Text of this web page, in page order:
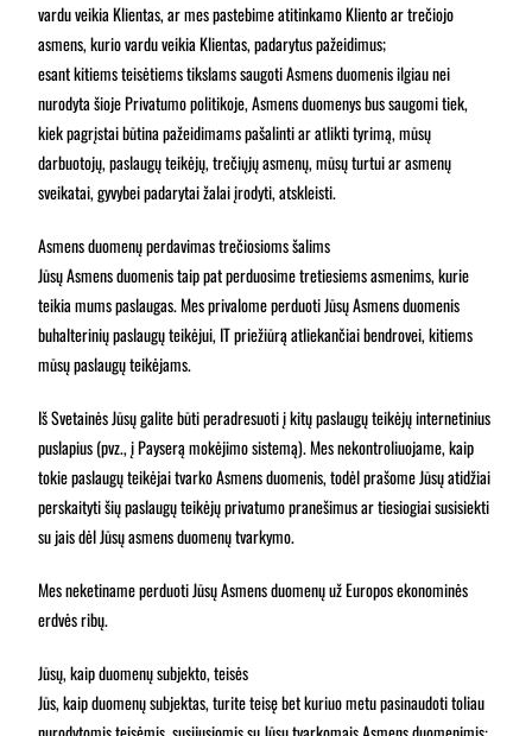
vardu veikia Klientas, ar mes pastebime atitinkamo Kliento ar trečiojo
asmens, kurio vardu veikia Klientas, padarytus pažeidimus;
esant kitiems teisėtiems tikslams saugoti Asmens duomenis ilgiau nei
nurodyta šioje Privatumo politikoje, Asmens duomenys bus saugomi tiek,
kiek pagrįstai būtina pažeidimams pašalinti ar atlikti tyrimą, mūsų
darbuotojų, paslaugų teikėjų, trečiųjų asmenų, mūsų turtui ar asmenų
sveikatai, gyvybei padarytai žalai įrodyti, atskleisti.
Asmens duomenų perdavimas trečiosioms šalims
Jūsų Asmens duomenis taip pat perduosime tretiesiems asmenims, kurie
teikia mums paslaugas. Mes privalome perduoti Jūsų Asmens duomenis
buhalterinių paslaugų teikėjui, IT priežiūrą atliekančiai bendrovei, kitiems
mūsų paslaugų teikėjams.
Iš Svetainės Jūsų galite būti peradresuoti į kitų paslaugų teikėjų internetinius
puslapius (pvz., į Payserą mokėjimo sistemą). Mes nekontroliuojame, kaip
tokie paslaugų teikėjai tvarko Asmens duomenis, todėl prašome Jūsų atidžiai
perskaityti šių paslaugų teikėjų privatumo pranešimus ar tiesiogiai susisiekti
su jais dėl Jūsų asmens duomenų tvarkymo.
Mes neketiname perduoti Jūsų Asmens duomenų už Europos ekonominės
erdvės ribų.
Jūsų, kaip duomenų subjekto, teisės
Jūs, kaip duomenų subjektas, turite teisę bet kuriuo metu pasinaudoti toliau